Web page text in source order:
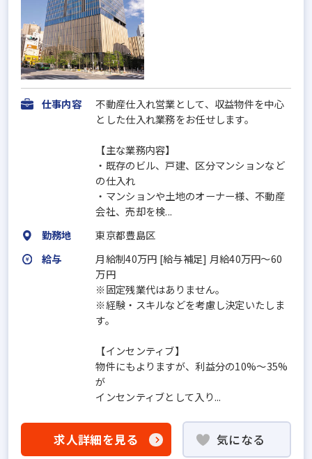
仕事内容
不動産仕入れ営業として、収益物件を中心
とした仕入れ業務をお任せします。
【主な業務内容】
・既存のビル、戸建、区分マンションなど
の仕入れ
・マンションや土地のオーナー様、不動産
会社、売却を検...
勤務地
東京都豊島区
給与
月給制40万円 [給与補足] 月給40万円～60
万円
※固定残業代はありません。
※経験・スキルなどを考慮し決定いたしま
す。
【インセンティブ】
物件にもよりますが、利益分の10%〜35%
が
インセンティブとして入り...
求人詳細を見る 気になる